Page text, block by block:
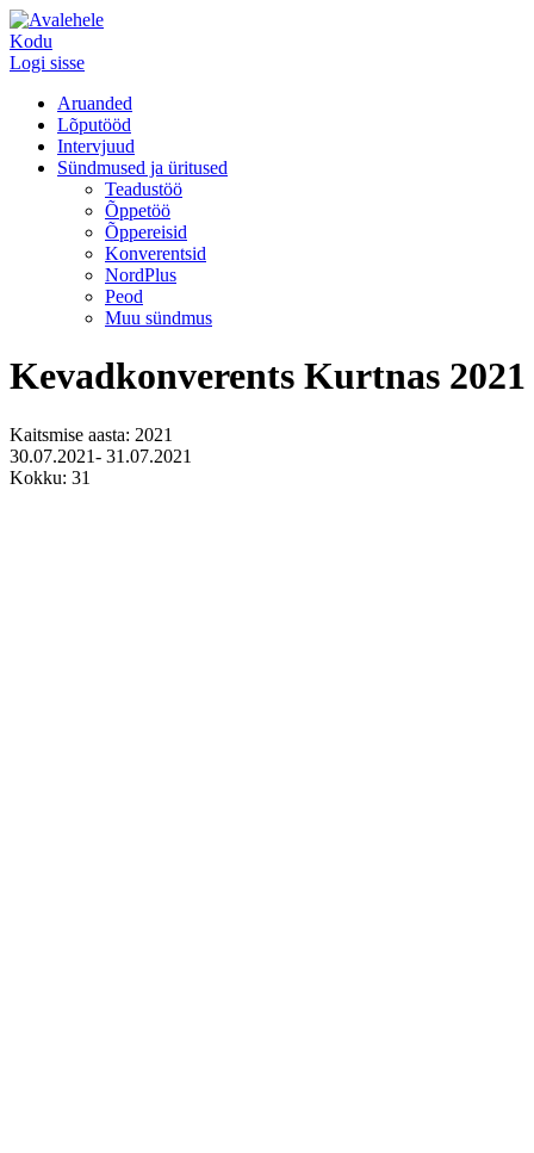
Kodu
Logi sisse
Aruanded
Lõputööd
Intervjuud
Sündmused ja üritused
Teadustöö
Õppetöö
Õppereisid
Konverentsid
NordPlus
Peod
Muu sündmus
Kevadkonverents Kurtnas 2021
Kaitsmise aasta: 2021
30.07.2021- 31.07.2021
Kokku: 31